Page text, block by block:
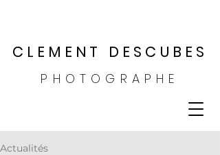
PHOTOGRAPHE
CLEMENT DESCUBES
Actualités